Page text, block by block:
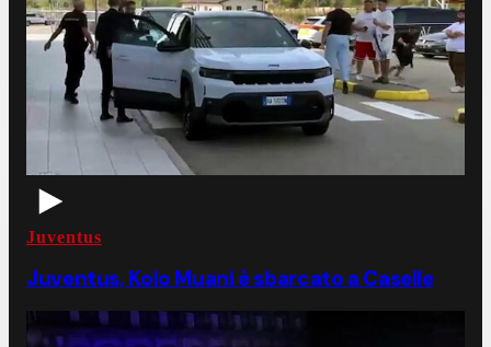
Juventus
Juventus, Kolo Muani è sbarcato a Caselle